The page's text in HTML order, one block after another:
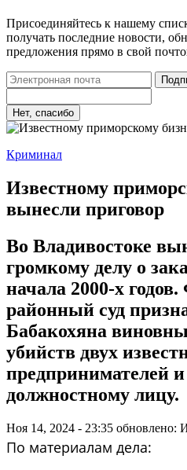
Присоединяйтесь к нашему
получать последние новости,
предложения прямо в свой
Нет, спасибо
Криминал
Известному
вынесли приговор
Во Владивостоке
громкому делу о
начала 2000-х
районный суд
Бабакохяна
убийств двух
предпринимателей
должностному лицу.
Ноя 14, 2024 - 23:35 обновлено:
По материалам дела: